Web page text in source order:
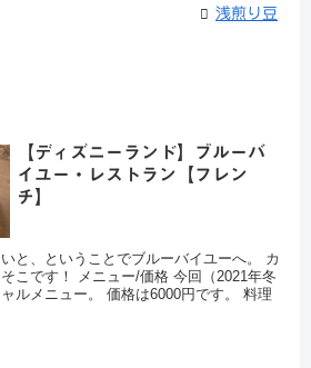
浅煎り豆
【ディズニーランド】ブルーバ
イユー・レストラン【フレン
チ】
と、ということでブルーバイユーへ。 カ
こです！ メニュー/価格 今回（2021年冬
ルメニュー。 価格は6000円です。 料理